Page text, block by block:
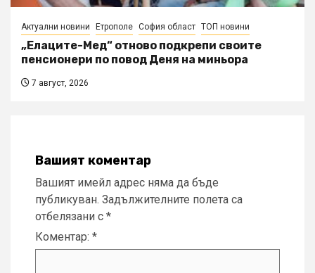
Актуални новини Етрополе София област ТОП новини
„Елаците-Мед“ отново подкрепи своите
пенсионери по повод Деня на миньора
7 август, 2026
Вашият коментар
Вашият имейл адрес няма да бъде
публикуван. Задължителните полета са
отбелязани с *
Коментар: *